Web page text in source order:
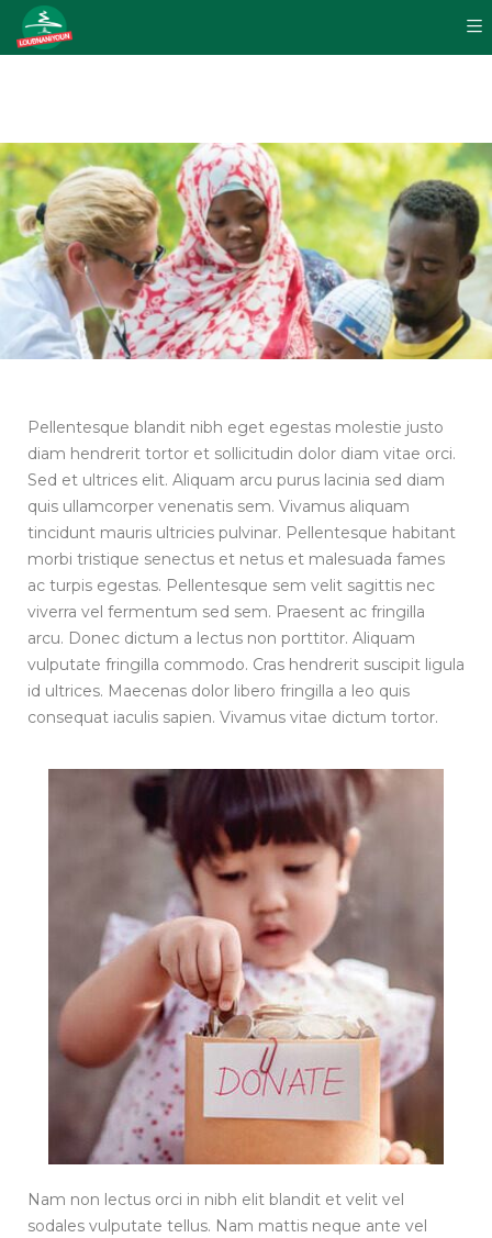
Pellentesque blandit nibh eget egestas molestie justo
diam hendrerit tortor et sollicitudin dolor diam vitae orci.
Sed et ultrices elit. Aliquam arcu purus lacinia sed diam
quis ullamcorper venenatis sem. Vivamus aliquam
tincidunt mauris ultricies pulvinar. Pellentesque habitant
morbi tristique senectus et netus et malesuada fames
ac turpis egestas. Pellentesque sem velit sagittis nec
viverra vel fermentum sed sem. Praesent ac fringilla
arcu. Donec dictum a lectus non porttitor. Aliquam
vulputate fringilla commodo. Cras hendrerit suscipit ligula
id ultrices. Maecenas dolor libero fringilla a leo quis
consequat iaculis sapien. Vivamus vitae dictum tortor.
Nam non lectus orci in nibh elit blandit et velit vel
sodales vulputate tellus. Nam mattis neque ante vel